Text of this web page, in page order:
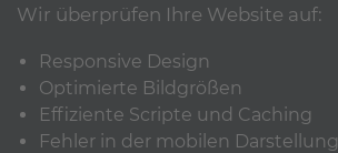
Wir überprüfen Ihre Website auf:
Responsive Design
Optimierte Bildgrößen
Effiziente Scripte und Caching
Fehler in der mobilen Darstellung